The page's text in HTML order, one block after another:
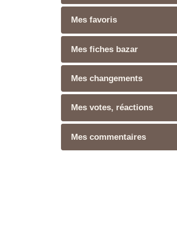
Mes favoris
Mes fiches bazar
Mes changements
Mes votes, réactions
Mes commentaires